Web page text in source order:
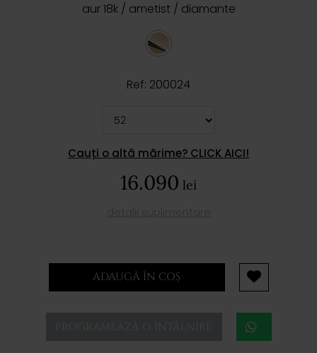
aur 18k / ametist / diamante
Ref: 200024
Cauți o altă mărime? CLICK AICI!
16.090 lei
ADAUGĂ ÎN COȘ